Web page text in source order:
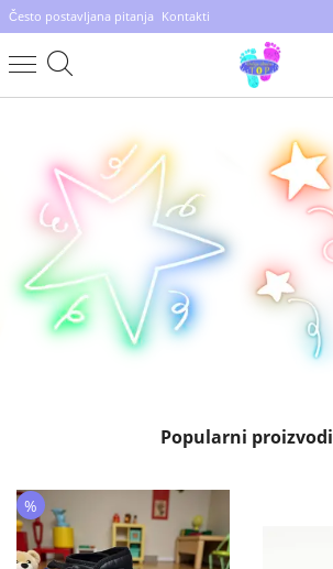
Često postavljana pitanja Kontakti
Popularni proizvodi
%